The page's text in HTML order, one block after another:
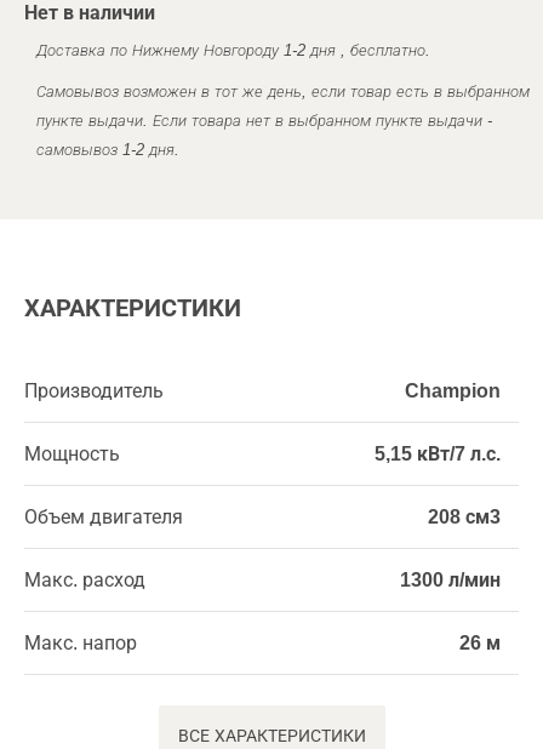
Нет в наличии
Доставка по Нижнему Новгороду 1-2 дня , бесплатно.
Самовывоз возможен в тот же день, если товар есть в выбранном
пункте выдачи. Если товара нет в выбранном пункте выдачи -
самовывоз 1-2 дня.
ХАРАКТЕРИСТИКИ
Производитель Champion
Мощность 5,15 кВт/7 л.с.
Объем двигателя 208 см3
Макс. расход 1300 л/мин
Макс. напор 26 м
ВСЕ ХАРАКТЕРИСТИКИ